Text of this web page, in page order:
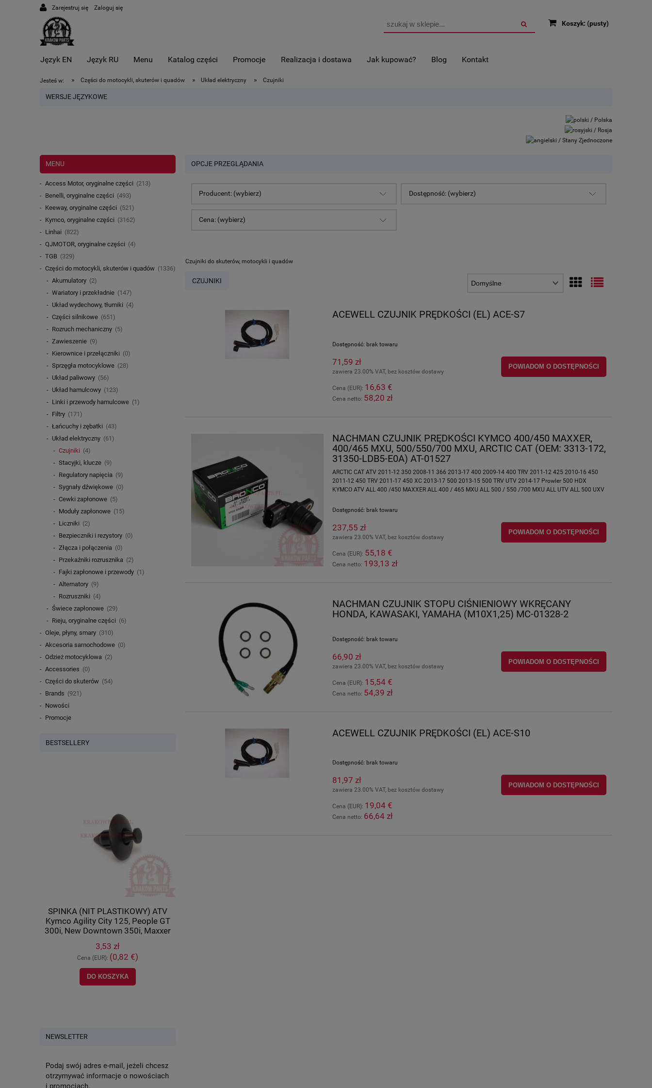
Zarejestruj się Zaloguj się
Koszyk: (pusty)
Język EN Język RU Menu Katalog części Promocje Realizacja i dostawa Jak kupować? Blog Kontakt
Jesteś w: » Części do motocykli, skuterów i quadów » Układ elektryczny » Czujniki
WERSJE JĘZYKOWE
MENU
Access Motor, oryginalne części (213)
Benelli, oryginalne części (493)
Keeway, oryginalne części (521)
Kymco, oryginalne części (3162)
Linhai (822)
QJMOTOR, oryginalne części (4)
TGB (329)
Części do motocykli, skuterów i quadów (1336)
Akumulatory (2)
Wariatory i przekładnie (147)
Układ wydechowy, tłumiki (4)
Części silnikowe (651)
Rozruch mechaniczny (5)
Zawieszenie (9)
Kierownice i przełączniki (0)
Sprzęgła motocyklowe (28)
Układ paliwowy (56)
Układ hamulcowy (123)
Linki i przewody hamulcowe (1)
Filtry (171)
Łańcuchy i zębatki (43)
Układ elektryczny (61)
Czujniki (4)
Stacyjki, klucze (9)
Regulatory napięcia (9)
Sygnały dźwiękowe (0)
Cewki zapłonowe (5)
Moduły zapłonowe (15)
Liczniki (2)
Bezpieczniki i rezystory (0)
Złącza i połączenia (0)
Przekaźniki rozrusznika (2)
Fajki zapłonowe i przewody (1)
Alternatory (9)
Rozruszniki (4)
Świece zapłonowe (29)
Rieju, oryginalne części (6)
Oleje, płyny, smary (310)
Akcesoria samochodowe (0)
Odzież motocyklowa (2)
Accessories (0)
Części do skuterów (54)
Brands (921)
Nowości
Promocje
BESTSELLERY
SPINKA (NIT PLASTIKOWY) ATV
Kymco Agility City 125, People GT
300i, New Downtown 350i, Maxxer
90652-LCA4-E00
3,53 zł
Cena (EUR): (0,82 €)
DO KOSZYKA
NEWSLETTER
Podaj swój adres e-mail, jeżeli chcesz
otrzymywać informacje o nowościach
i promocjach.
OPCJE PRZEGLĄDANIA
Producent: (wybierz) Dostępność: (wybierz)
Cena: (wybierz)
Czujniki do skuterów, motocykli i quadów
CZUJNIKI
ACEWELL CZUJNIK PRĘDKOŚCI (EL) ACE-S7
Dostępność: brak towaru
71,59 zł
zawiera 23.00% VAT, bez kosztów dostawy
Cena (EUR): 16,63 €
Cena netto: 58,20 zł
POWIADOM O DOSTĘPNOŚCI
NACHMAN CZUJNIK PRĘDKOŚCI KYMCO 400/450 MAXXER,
400/465 MXU, 500/550/700 MXU, ARCTIC CAT (OEM: 3313-172,
31350-LDB5-E0A) AT-01527
ARCTIC CAT ATV 2011-12 350 2008-11 366 2013-17 400 2009-14 400 TRV 2011-12 425 2010-16 450
2011-12 450 TRV 2011-17 450 XC 2013-17 500 2013-15 500 TRV UTV 2014-17 Prowler 500 HDX
KYMCO ATV ALL 400 /450 MAXXER ALL 400 / 465 MXU ALL 500 / 550 /700 MXU ALL UTV ALL 500 UXV
Dostępność: brak towaru
237,55 zł
zawiera 23.00% VAT, bez kosztów dostawy
Cena (EUR): 55,18 €
Cena netto: 193,13 zł
POWIADOM O DOSTĘPNOŚCI
NACHMAN CZUJNIK STOPU CIŚNIENIOWY WKRĘCANY
HONDA, KAWASAKI, YAMAHA (M10X1,25) MC-01328-2
Dostępność: brak towaru
66,90 zł
zawiera 23.00% VAT, bez kosztów dostawy
Cena (EUR): 15,54 €
Cena netto: 54,39 zł
POWIADOM O DOSTĘPNOŚCI
ACEWELL CZUJNIK PRĘDKOŚCI (EL) ACE-S10
Dostępność: brak towaru
81,97 zł
zawiera 23.00% VAT, bez kosztów dostawy
Cena (EUR): 19,04 €
Cena netto: 66,64 zł
POWIADOM O DOSTĘPNOŚCI